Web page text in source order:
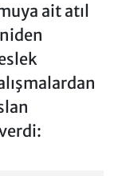
ait atıl